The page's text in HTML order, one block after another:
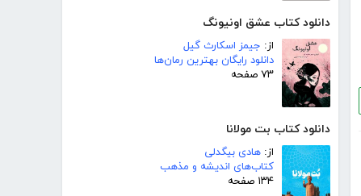
دانلود کتاب عشق اونیونگ
از: جیمز اسکارث گیل
دانلود رایگان بهترین رمان‌ها
۷۳ صفحه
دانلود کتاب بت مولانا
از: هادی بیگدلی
کتاب‌های اندیشه و مذهب
۱۳۴ صفحه